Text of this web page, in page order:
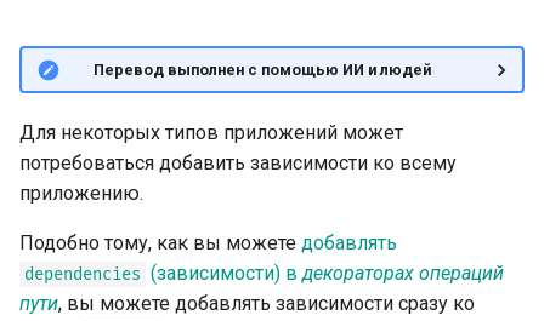
hi - हिन्दी
ja - 日本語
ko - 한국어
pt - português
tr - Türkçe
uk - українська мова
«Bearer»
хешированием), Bearer с
JWT-токенами
коды
Кастомные ответы —
HTML, поток, файл и другие
Дополнительные ответы в
OpenAPI
Концепции развёртывания
облачных провайдеров
Серверные воркеры —
Uvicorn с воркерами
FastAPI в контейнерах —
Пользовательские классы
Request и APIRoute
Условный OpenAPI
Расширение OpenAPI
Разделять схемы OpenAPI
для входа и выхода или нет
Exceptions - HTTPException
and WebSocketException
Dependencies - Depends()
and Security()
APIRouter class
Background Tasks -
Шаблон Full Stack FastAPI
FastAPI and friends
newsletter
Repository Management
🌐 Перевод выполнен с помощью ИИ и людей
Для некоторых типов приложений может
потребоваться добавить зависимости ко всему
приложению.
Подобно тому, как вы можете добавлять
dependencies (зависимости) вдекораторах операций
пути, вы можете добавлять зависимости сразу ко